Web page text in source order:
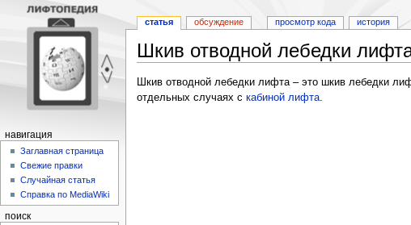
Шкив отводной лебедки
Перейти
к
Перейти
к
Шкив отводной лебедки лифта – это шкив лебедки
отдельных случаях с кабиной лифта.
статья обсуждение просмотр кода история
навигация
Заглавная страница
Свежие правки
Случайная статья
Справка по MediaWiki
поиск